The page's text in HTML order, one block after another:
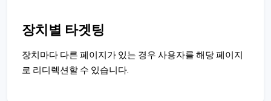
장치별 타겟팅
장치마다 다른 페이지가 있는 경우 사용자를 해당 페이지
로 리디렉션할 수 있습니다.